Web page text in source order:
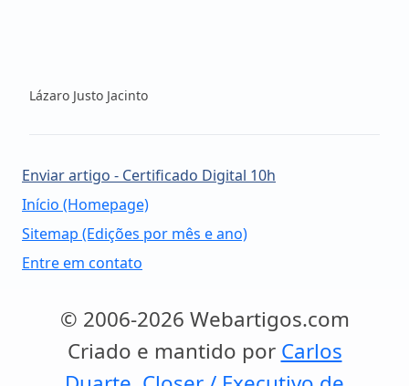
Lázaro Justo Jacinto
Enviar artigo - Certificado Digital 10h
Início (Homepage)
Sitemap (Edições por mês e ano)
Entre em contato
© 2006-2026 Webartigos.com
Criado e mantido por Carlos